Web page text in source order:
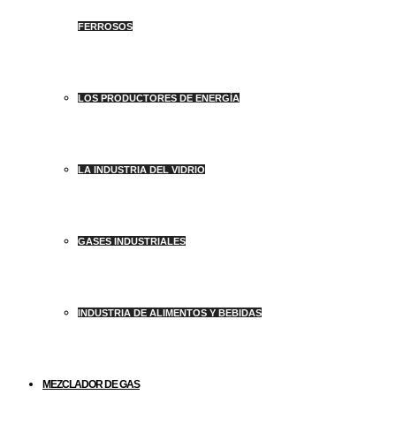
FERROSOS
LOS PRODUCTORES DE ENERGÍA
LA INDUSTRIA DEL VIDRIO
GASES INDUSTRIALES
INDUSTRIA DE ALIMENTOS Y BEBIDAS
MEZCLADOR DE GAS